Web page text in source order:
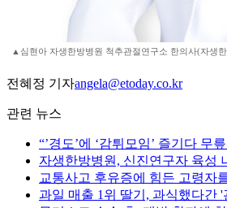
▲심현아 자생한방병원 척추관절연구소 한의사(자생
전혜정 기자angela@etoday.co.kr
관련 뉴스
“’경도’에 ‘감튀모임’ 즐기다 무
자생한방병원, 신진연구자 육성
교통사고 후유증에 힘든 고령자
과일 매출 1위 딸기, 과식했다간 '